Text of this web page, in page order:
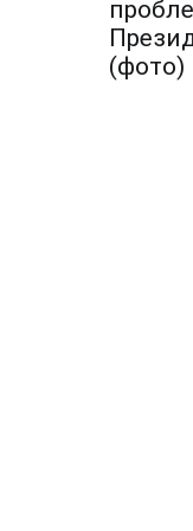
по
(фото)